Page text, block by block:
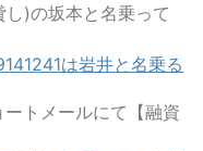
)の坂本と名乗って
は岩井と名乗る
トメールにて【融資